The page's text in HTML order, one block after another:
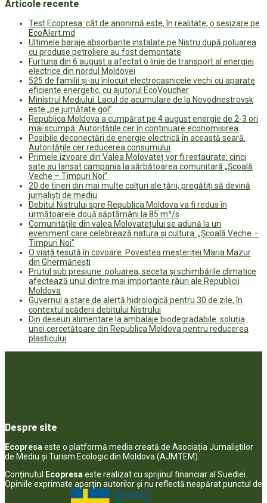
Articole recente
Test Ecopresa: cât de anonimă este, în realitate, o sesizare pe
EcoAlert.md
Ultimele baraje absorbante instalate pe Nistru după poluarea
cu produse petroliere au fost demontate
Furtuna din 6 august a afectat o linie de transport al energiei
electrice din nordul Moldovei
525 de familii și-au înlocuit electrocasnicele vechi cu aparate
eficiente energetic, cu ajutorul EcoVoucher
Ministrul Mediului: Lacul de acumulare de la Novodnestrovsk
este „pe jumătate gol”
Republica Moldova a cumpărat pe 4 august energie de 2-3 ori
mai scumpă. Autoritățile cer în continuare economisirea
Posibile deconectări de energie electrică în această seară.
Autoritățile cer reducerea consumului
Primele izvoare din Valea Molovateț vor fi restaurate: cinci
sate au lansat campania la sărbătoarea comunitară „Școală
Veche – Timpuri Noi”
20 de tineri din mai multe colțuri ale țării, pregătiți să devină
jurnaliști de mediu
Debitul Nistrului spre Republica Moldova va fi redus în
următoarele două săptămâni la 85 m³/s
Comunitățile din valea Molovatețului se adună la un
eveniment care celebrează natura și cultura: „Școală Veche –
Timpuri Noi”
O viață țesută în covoare. Povestea meșteriței Maria Mazur
din Ghermănești
Prutul sub presiune: poluarea, seceta și schimbările climatice
afectează unul dintre mai importante râuri ale Republicii
Moldova
Guvernul a stare de alertă hidrologică pentru 30 de zile, în
contextul scăderii debitului Nistrului
Din deșeuri alimentare la ambalaje biodegradabile: soluția
unei cercetătoare din Republica Moldova pentru reducerea
plasticului
Despre site
Ecopresa este o platformă media creată de Asociația Jurnaliștilor
de Mediu și Turism Ecologic din Moldova (AJMTEM).
Conținutul
Ecopresa este realizat cu sprijinul financiar al Suediei.
Opiniile exprimate aparţin autorilor şi nu reflectă neapărat punctul de